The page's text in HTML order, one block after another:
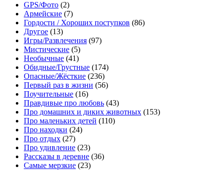
GPS/Фото (2)
Армейские (7)
Гордости / Хороших поступков (86)
Другое (13)
Игры/Развлечения (97)
Мистические (5)
Необычные (41)
Обидные/Грустные (174)
Опасные/Жёсткие (236)
Первый раз в жизни (56)
Поучительные (16)
Правдивые про любовь (43)
Про домашних и диких животных (153)
Про маленьких детей (110)
Про находки (24)
Про отдых (27)
Про удивление (23)
Рассказы в деревне (36)
Самые мерзкие (23)